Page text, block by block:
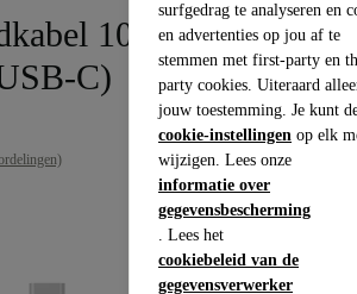
surfgedrag te analyseren en
en advertenties op jou af te
stemmen met first-party en
party cookies. Uiteraard
jouw toestemming. Je kunt
cookie-instellingen op elk
wijzigen. Lees onze
informatie over
gegevensbescherming
. Lees het
cookiebeleid van de
gegevensverwerker
100W, 2m (USB-
C)